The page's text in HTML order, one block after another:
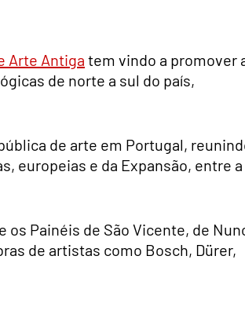
Arte Antiga tem vindo a promover
de norte a sul do país,
de arte em Portugal,
europeias e da Expansão, entre a
Painéis de São Vicente, de
de artistas como Bosch, Dürer,